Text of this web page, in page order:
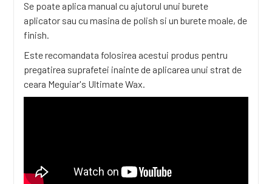
Se poate aplica manual cu ajutorul unui burete
aplicator sau cu masina de polish si un burete moale, de
finish
Este recomandata folosirea acestui produs pentru
pregatirea suprafetei inainte de aplicarea unui strat de
ceara Meguiar's Ultimate Wax.